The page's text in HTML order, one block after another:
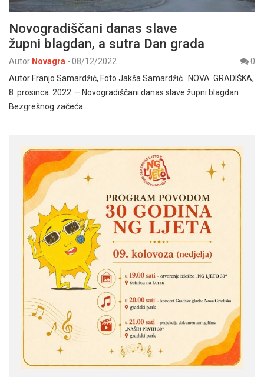
Novogradiščani danas slave
župni blagdan, a sutra Dan grada
Autor Novagra - 08/12/2022
0
Autor Franjo Samardžić, Foto Jakša Samardžić NOVA GRADIŠKA,
8. prosinca 2022. – Novogradiščani danas slave župni blagdan
Bezgrešnog začeća…